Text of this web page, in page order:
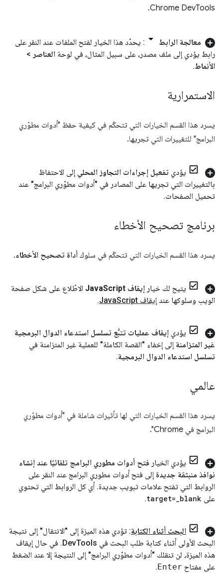
Chrome DevTools.
معالجة الرابط
: يحدّد هذا الخيار لفتح الملفات عند النقر على
رابط يؤدي إلى ملف مصدر، على سبيل المثال، في لوحة العناصر >
الأنماط.
الاستمرارية
يسرد هذا القسم الخيارات التي تتحكّم في كيفية حفظ "أدوات مطوّري
البرامج" للتغييرات التي تجريها.
يؤدي تفعيل إجراءات التجاوز المحلي إلى الاحتفاظ
بالتغييرات التي تجريها على المصادر في "أدوات مطوّري البرامج" عند
تحميل الصفحات.
برنامج تصحيح الأخطاء
يسرد هذا القسم الخيارات التي تتحكّم في سلوك أداة تصحيح الأخطاء.
يتيح لك خيار إيقاف Java Script
الاطّلاع على شكل صفحة
الويب وسلوكها عند إيقاف Java Script
.
يؤدي إيقاف عمليات تتبُّع تسلسل استدعاء الدوال البرمجية
غير المتزامنة إلى إخفاء "القصة الكاملة" للعملية غير المتزامنة في
تسلسل استدعاء الدوال البرمجية.
عالمي
يسرد هذا القسم الخيارات التي لها تأثيرات شاملة في "أدوات مطوّري
البرامج في Chrome".
يؤدي الخيار فتح أدوات مطوري البرامج تلقائيًا عند إنشاء
نوافذ منبثقة جديدة إلى فتح أدوات مطوري البرامج عند النقر على
الروابط التي تفتح علامات تبويب جديدة. أي كل الروابط التي تحتوي
على
target=_blank
.
البحث أثناء الكتابة: تؤدي هذه الميزة إلى "الانتقال" إلى نتيجة
البحث الأولى أثناء كتابة طلب البحث في Dev Tools
. في حال إيقاف
هذه الميزة، لن تنقلك "أدوات مطوّري البرامج" إلى النتيجة إلا عند الضغط
على مفتاح Enter
.